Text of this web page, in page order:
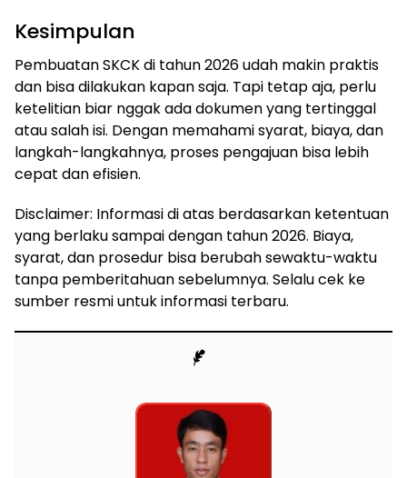
Kesimpulan
Pembuatan SKCK di tahun 2026 udah makin praktis
dan bisa dilakukan kapan saja. Tapi tetap aja, perlu
ketelitian biar nggak ada dokumen yang tertinggal
atau salah isi. Dengan memahami syarat, biaya, dan
langkah-langkahnya, proses pengajuan bisa lebih
cepat dan efisien.
Disclaimer: Informasi di atas berdasarkan ketentuan
yang berlaku sampai dengan tahun 2026. Biaya,
syarat, dan prosedur bisa berubah sewaktu-waktu
tanpa pemberitahuan sebelumnya. Selalu cek ke
sumber resmi untuk informasi terbaru.